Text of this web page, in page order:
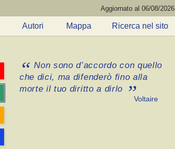
Aggiornato al 06/08/2026
Autori Mappa Ricerca nel sito
Non sono d’accordo con quello
che dici, ma difenderò fino alla
morte il tuo diritto a dirlo
Voltaire